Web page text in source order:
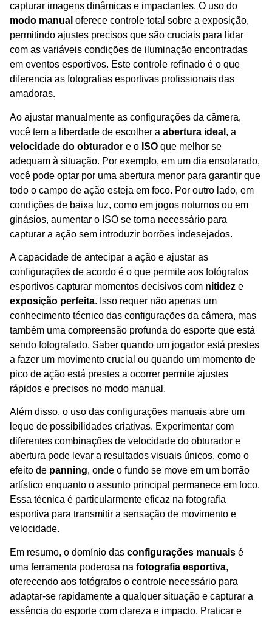
capturar imagens dinâmicas e impactantes. O uso do
modo manual oferece controle total sobre a exposição,
permitindo ajustes precisos que são cruciais para lidar
com as variáveis condições de iluminação encontradas
em eventos esportivos. Este controle refinado é o que
diferencia as fotografias esportivas profissionais das
amadoras.
Ao ajustar manualmente as configurações da câmera,
você tem a liberdade de escolher a abertura ideal , a
velocidade do obturador e o ISO que melhor se
adequam à situação. Por exemplo, em um dia ensolarado,
você pode optar por uma abertura menor para garantir que
todo o campo de ação esteja em foco. Por outro lado, em
condições de baixa luz, como em jogos noturnos ou em
ginásios, aumentar o ISO se torna necessário para
capturar a ação sem introduzir borrões indesejados.
A capacidade de antecipar a ação e ajustar as
configurações de acordo é o que permite aos fotógrafos
esportivos capturar momentos decisivos com nitidez e
exposição perfeita. Isso requer não apenas um
conhecimento técnico das configurações da câmera, mas
também uma compreensão profunda do esporte que está
sendo fotografado. Saber quando um jogador está prestes
a fazer um movimento crucial ou quando um momento de
pico de ação está prestes a ocorrer permite ajustes
rápidos e precisos no modo manual.
Além disso, o uso das configurações manuais abre um
leque de possibilidades criativas. Experimentar com
diferentes combinações de velocidade do obturador e
abertura pode levar a resultados visuais únicos, como o
efeito de panning, onde o fundo se move em um borrão
artístico enquanto o assunto principal permanece em foco.
Essa técnica é particularmente eficaz na fotografia
esportiva para transmitir a sensação de movimento e
velocidade.
Em resumo, o domínio das configurações manuais é
uma ferramenta poderosa na fotografia esportiva,
oferecendo aos fotógrafos o controle necessário para
adaptar-se rapidamente a qualquer situação e capturar a
essência do esporte com clareza e impacto. Praticar e